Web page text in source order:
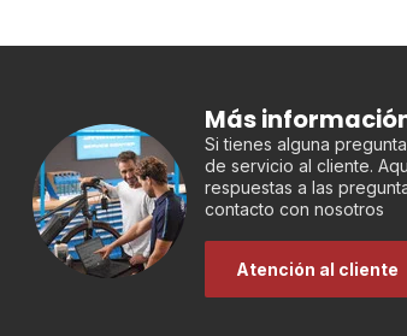
Más
Si tienes alguna
de servicio al cliente.
respuestas a las
contacto con nosotros
Atención al cliente